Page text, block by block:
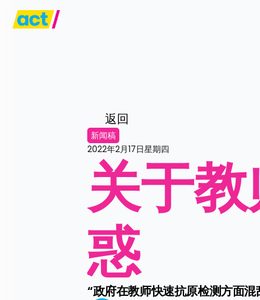
返回
新闻稿
2022年2月17日星期四
关于
惑
“政府在教师快速抗原检测方面